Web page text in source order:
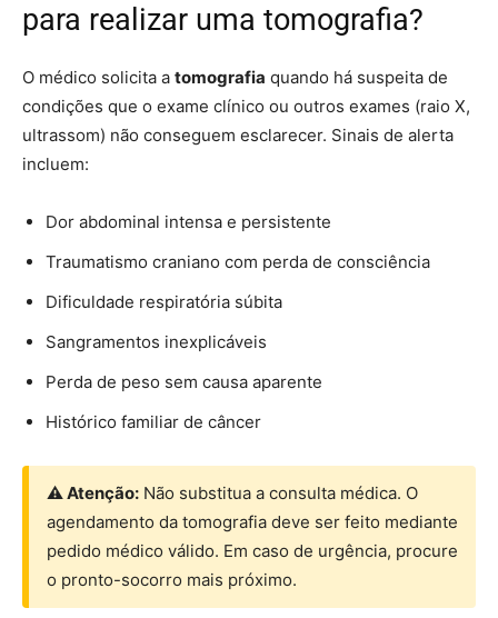
para realizar uma tomografia?
O médico solicita a tomografia quando há suspeita de
condições que o exame clínico ou outros exames (raio X,
ultrassom) não conseguem esclarecer. Sinais de alerta
incluem:
Dor abdominal intensa e persistente
Traumatismo craniano com perda de consciência
Dificuldade respiratória súbita
Sangramentos inexplicáveis
Perda de peso sem causa aparente
Histórico familiar de câncer
⚠ Atenção: Não substitua a consulta médica. O
agendamento da tomografia deve ser feito mediante
pedido médico válido. Em caso de urgência, procure
o pronto-socorro mais próximo.